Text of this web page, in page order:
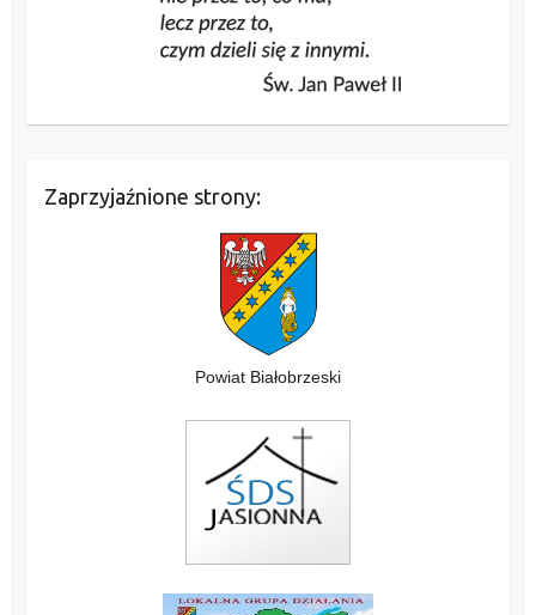
Zaprzyjaźnione strony:
Powiat Białobrzeski